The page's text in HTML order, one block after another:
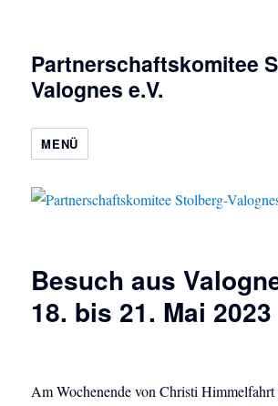
Partnerschaftskomitee
Valognes e.V.
MENÜ
Besuch aus
18. bis 21. Mai 2023
Am Wochenende von Christi